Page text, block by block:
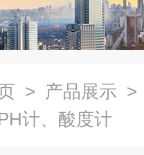
> 产品展示
计、酸度计